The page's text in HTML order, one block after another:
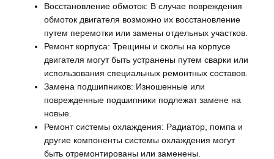
Восстановление обмоток: В случае повреждения
обмоток двигателя возможно их восстановление
путем перемотки или замены отдельных участков.
Ремонт корпуса: Трещины и сколы на корпусе
двигателя могут быть устранены путем сварки или
использования специальных ремонтных составов.
Замена подшипников: Изношенные или
поврежденные подшипники подлежат замене на
новые.
Ремонт системы охлаждения: Радиатор, помпа и
другие компоненты системы охлаждения могут
быть отремонтированы или заменены.